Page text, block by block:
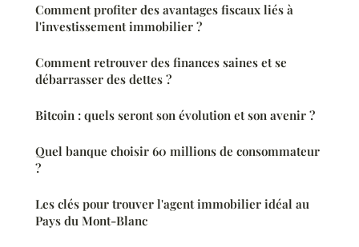
Comment profiter des avantages fiscaux liés à
l'investissement immobilier ?
Comment retrouver des finances saines et se
débarrasser des dettes ?
Bitcoin : quels seront son évolution et son avenir ?
Quel banque choisir 60 millions de consommateur
?
Les clés pour trouver l'agent immobilier idéal au
Pays du Mont-Blanc